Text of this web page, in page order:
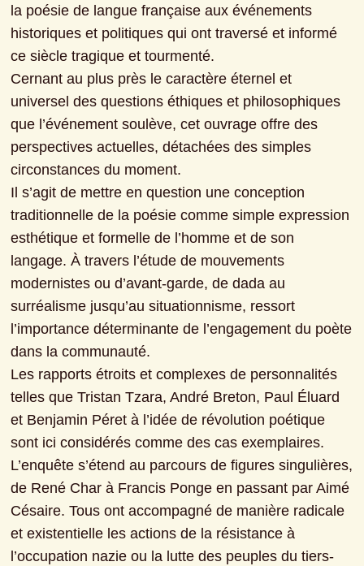
la poésie de langue française aux événements
historiques et politiques qui ont traversé et informé
ce siècle tragique et tourmenté.
Cernant au plus près le caractère éternel et
universel des questions éthiques et philosophiques
que l’événement soulève, cet ouvrage offre des
perspectives actuelles, détachées des simples
circonstances du moment.
Il s’agit de mettre en question une conception
traditionnelle de la poésie comme simple expression
esthétique et formelle de l’homme et de son
langage. À travers l’étude de mouvements
modernistes ou d’avant-garde, de dada au
surréalisme jusqu’au situationnisme, ressort
l’importance déterminante de l’engagement du poète
dans la communauté.
Les rapports étroits et complexes de personnalités
telles que Tristan Tzara, André Breton, Paul Éluard
et Benjamin Péret à l’idée de révolution poétique
sont ici considérés comme des cas exemplaires.
L’enquête s’étend au parcours de figures singulières,
de René Char à Francis Ponge en passant par Aimé
Césaire. Tous ont accompagné de manière radicale
et existentielle les actions de la résistance à
l’occupation nazie ou la lutte des peuples du tiers-